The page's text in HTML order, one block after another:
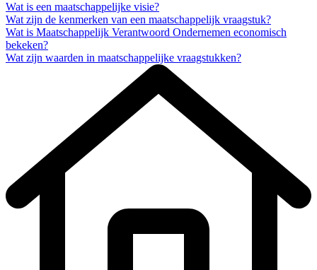
Wat is een maatschappelijke visie?
Wat zijn de kenmerken van een maatschappelijk vraagstuk?
Wat is Maatschappelijk Verantwoord Ondernemen economisch
bekeken?
Wat zijn waarden in maatschappelijke vraagstukken?